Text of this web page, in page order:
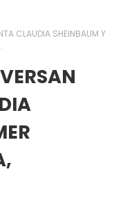
CLAUDIA SHEINBAUM Y